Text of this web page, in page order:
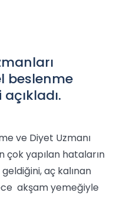
beslenme
ve Diyet Uzmanı
çok yapılan hataların
aç kalınan
akşam yemeğiyle